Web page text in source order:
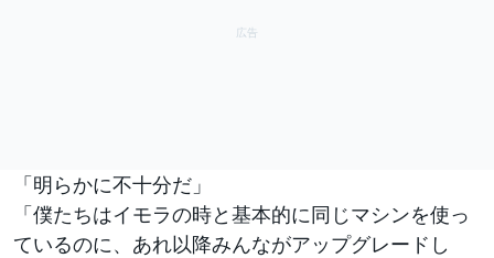
「明らかに不十分だ」
「僕たちはイモラの時と基本的に同じマシンを使っ
ているのに、あれ以降みんながアップグレードし